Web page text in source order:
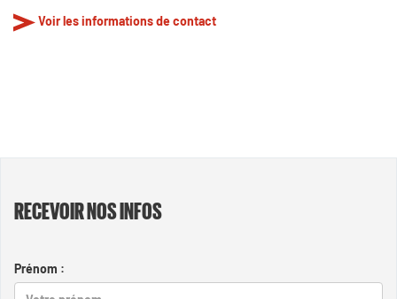
Voir les informations de contact
RECEVOIR NOS INFOS
Prénom :